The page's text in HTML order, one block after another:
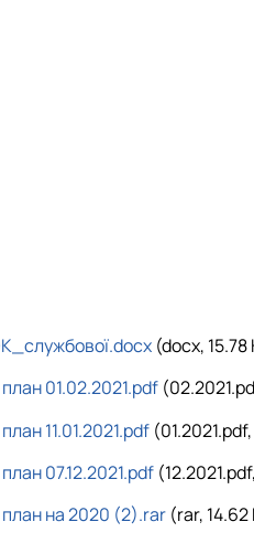
(docx, 15.78
план 01.02.2021.pdf
11.01.2021.pdf
07.12.2021.pdf
план на 2020 (2).rar (rar, 14.62